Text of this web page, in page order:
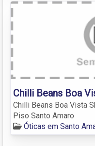
Chilli Beans Boa
Chilli Beans Boa Vista
Piso Santo Amaro
Óticas em Santo